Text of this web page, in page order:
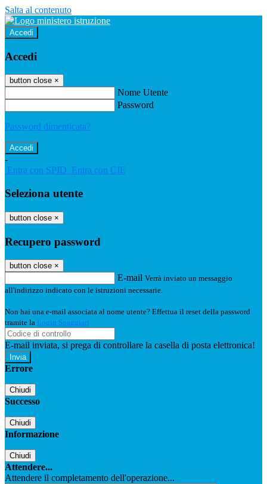
Salta al contenuto
Accedi
Accedi
button close ×
Nome Utente
Password
Password dimenticata?
-
Entra con SPID Entra con CIE
Seleziona utente
button close ×
Recupero password
button close ×
E-mail Verrà inviato un messaggio
all'indirizzo indicato con le istruzioni necessarie.
Non hai una e-mail associata al nome utente? Effettua il reset della password
tramite la Login Spaggiari
E-mail inviata, si prega di controllare la casella di posta elettronica!
Errore
Chiudi
Successo
Chiudi
Informazione
Chiudi
Attendere...
Attendere il completamento dell'operazione...